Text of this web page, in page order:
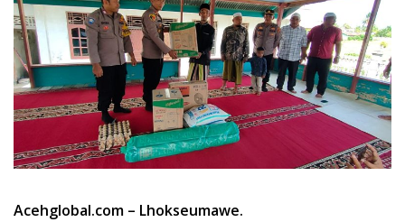
Acehglobal.com – Lhokseumawe.